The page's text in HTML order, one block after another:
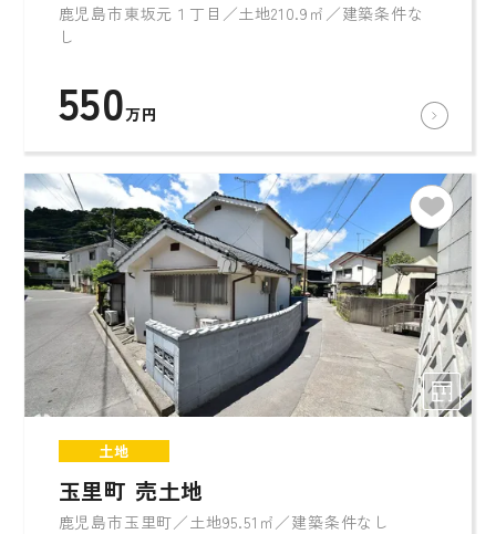
鹿児島市東坂元１丁目／土地210.9㎡／建築条件な
し
550万円
土地
玉里町 売土地
鹿児島市玉里町／土地95.51㎡／建築条件なし